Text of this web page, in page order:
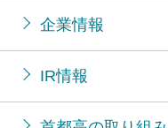
企業情報
IR情報